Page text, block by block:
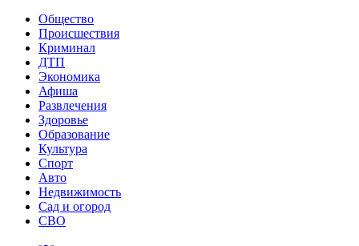
Общество
Происшествия
Криминал
ДТП
Экономика
Афиша
Развлечения
Здоровье
Образование
Культура
Спорт
Авто
Недвижимость
Сад и огород
СВО